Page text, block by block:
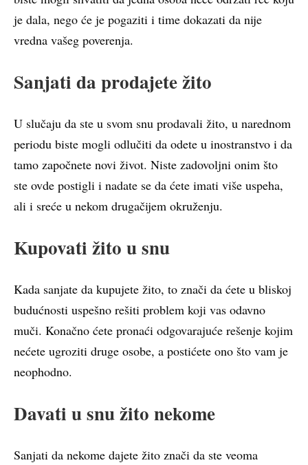
je dala, nego će je pogaziti i time dokazati da nije
vredna vašeg poverenja.
Sanjati da prodajete žito
U slučaju da ste u svom snu prodavali žito, u narednom
periodu biste mogli odlučiti da odete u inostranstvo i da
tamo započnete novi život. Niste zadovoljni onim što
ste ovde postigli i nadate se da ćete imati više uspeha,
ali i sreće u nekom drugačijem okruženju.
Kupovati žito u snu
Kada sanjate da kupujete žito, to znači da ćete u bliskoj
budućnosti uspešno rešiti problem koji vas odavno
muči. Konačno ćete pronaći odgovarajuće rešenje kojim
nećete ugroziti druge osobe, a postićete ono što vam je
neophodno.
Davati u snu žito nekome
Sanjati da nekome dajete žito znači da ste veoma